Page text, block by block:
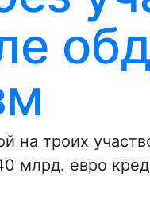
на троих
млрд. евро